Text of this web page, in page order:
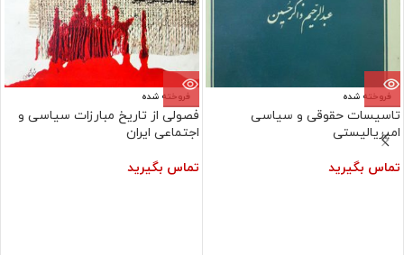
فروخته شده
تاسیسات حقوقی و سیاسی
امپریالیستی
تماس بگیرید
فروخته شده
فصولی از تاریخ مبارزات سیاسی و
اجتماعی ایران
تماس بگیرید